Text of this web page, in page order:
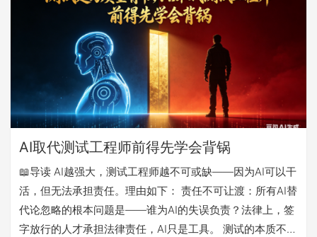
来自AI系统本身的“非确定性”行为，它彻底颠覆了基于确定
性输入-输出模型的传统测试…
AI取代测试工程师前得先学会背锅
📖导读 AI越强大，测试工程师越不可或缺——因为AI可以干
活，但无法承担责任。理由如下： 责任不可让渡：所有AI替
代论忽略的根本问题是——谁为AI的失误负责？法律上，签
字放行的人才承担法律责任，AI只是工具。 测试的本质不是